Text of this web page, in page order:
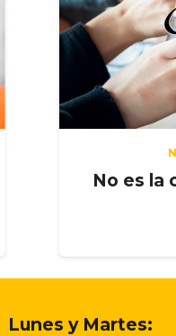
NOVEDADES
No es la
Lunes y Martes: